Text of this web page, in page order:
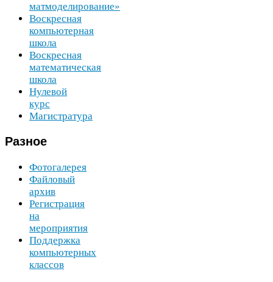
матмоделирование»
Воскресная
компьютерная
школа
Воскресная
математическая
школа
Нулевой
курс
Магистратура
Разное
Фотогалерея
Файловый
архив
Регистрация
на
мероприятия
Поддержка
компьютерных
классов